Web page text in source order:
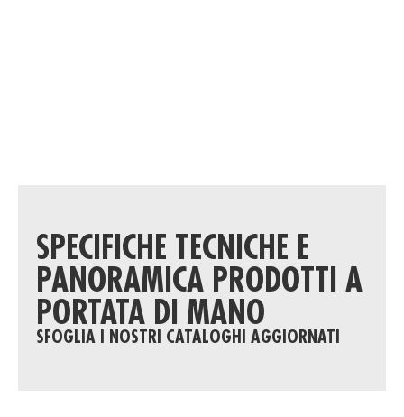
SPECIFICHE TECNICHE E
PANORAMICA PRODOTTI A
PORTATA DI MANO
SFOGLIA I NOSTRI CATALOGHI AGGIORNATI